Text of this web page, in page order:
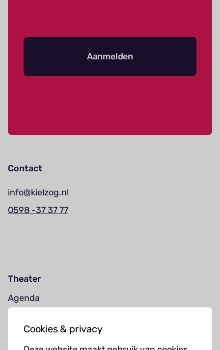
Cookies & privacy
Aanmelden
Contact
info@kielzog.nl
0598 -37 37 77
Theater
Agenda